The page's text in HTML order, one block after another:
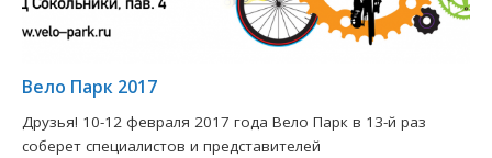
Вело Парк 2017
Друзья! 10-12 февраля 2017 года Вело Парк в 13-й раз
соберет специалистов и представителей